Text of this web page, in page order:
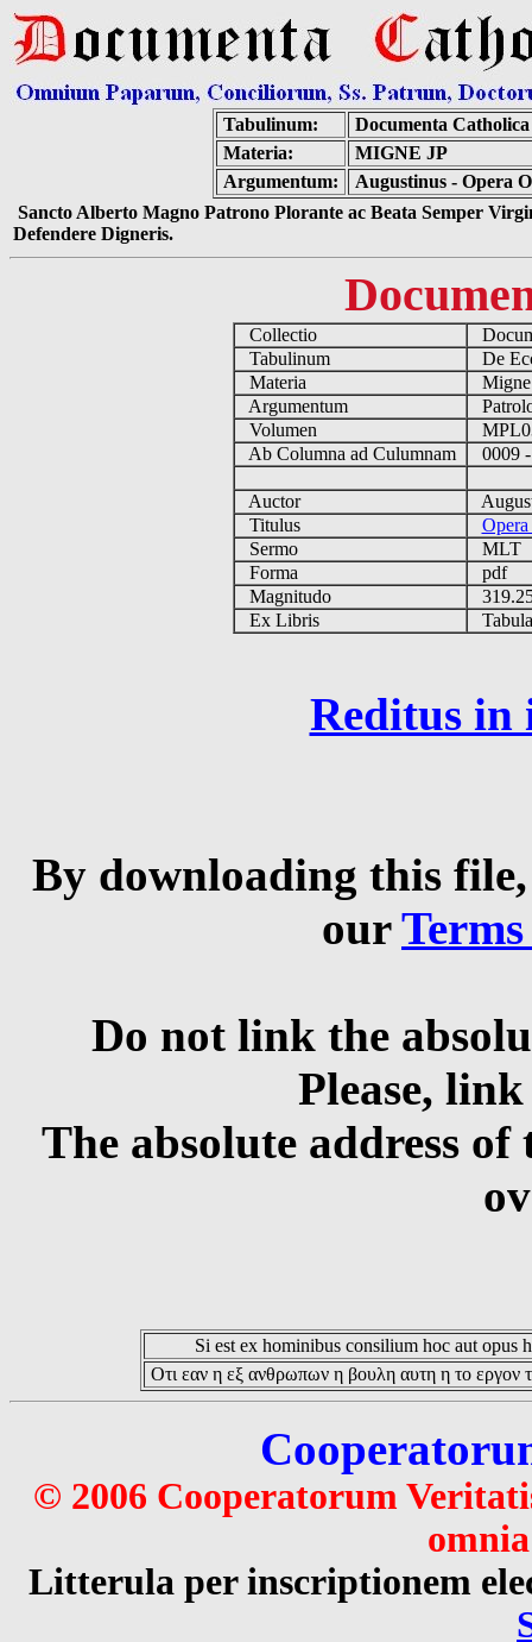
Tabulinum:
Documenta
Materia:
MIGNE JP
Argumentum:
Augustinus - Opera
Sancto Alberto Magno Patrono Plorante ac Beata Semper
Defendere Digneris.
Collectio
Tabulinum
De
Materia
Argumentum
Volumen
Ab Columna ad Culumnam
0009
Auctor
Titulus
Sermo
MLT
Forma
pdf
Magnitudo
Ex Libris
Reditus in
By downloading this
our
Do not link the
Please,
The absolute address
Si est ex hominibus consilium hoc aut opus
Οτι εαν η εξ ανθρωπων η βουλη αυτη η το εργον
© 2006 Cooperatorum
Litterula per inscriptionem